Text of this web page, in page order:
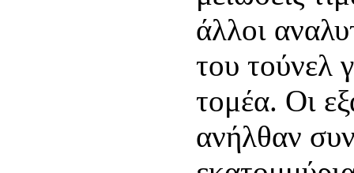
άλλοι
του τούνελ
τομέα. Οι
ανήλθαν